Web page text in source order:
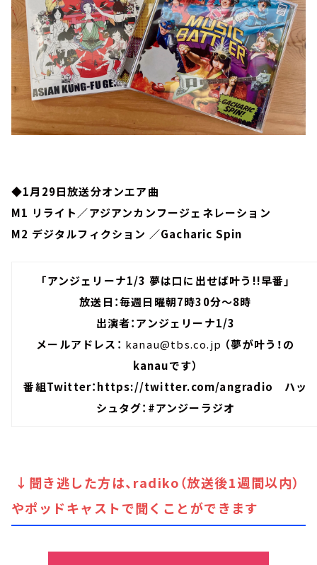
◆1月29日放送分オンエア曲
M1 リライト／アジアンカンフージェネレーション
M2 デジタルフィクション ／Gacharic Spin
「アンジェリーナ1/3 夢は口に出せば叶う!!早番」
放送日：毎週日曜朝7時30分～8時
出演者：アンジェリーナ1/3
メールアドレス： kanau@tbs.co.jp （夢が叶う！の
kanauです）
番組Twitter：https://twitter.com/angradio ハッ
シュタグ：#アンジーラジオ
↓聞き逃した方は、radiko（放送後1週間以内）
やポッドキャストで聞くことができます